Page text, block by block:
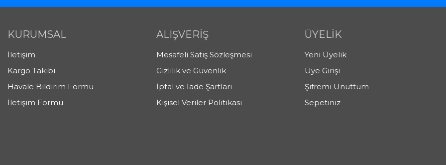
KURUMSAL
İletişim
Kargo Takibi
Havale Bildirim Formu
İletişim Formu
ALIŞVERİŞ
Mesafeli Satış Sözleşmesi
Gizlilik ve Güvenlik
İptal ve İade Şartları
Kişisel Veriler Politikası
ÜYELİK
Yeni Üyelik
Üye Girişi
Şifremi Unuttum
Sepetiniz